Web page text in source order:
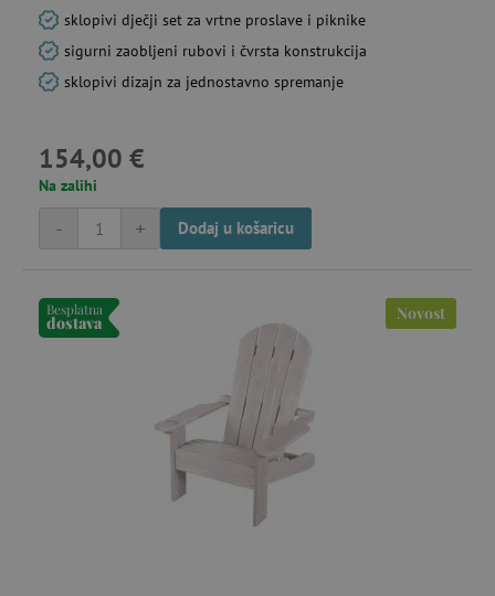
sklopivi dječji set za vrtne proslave i piknike
sigurni zaobljeni rubovi i čvrsta konstrukcija
sklopivi dizajn za jednostavno spremanje
154,00 €
Na zalihi
+
- Dodaj u košaricu
Besplatna
dostava Novost